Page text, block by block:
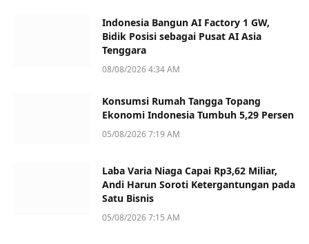
Indonesia Bangun AI Factory 1 GW,
Bidik Posisi sebagai Pusat AI Asia
Tenggara
08/08/2026 4:34 AM
Konsumsi Rumah Tangga Topang
Ekonomi Indonesia Tumbuh 5,29 Persen
05/08/2026 7:19 AM
Laba Varia Niaga Capai Rp3,62 Miliar,
Andi Harun Soroti Ketergantungan pada
Satu Bisnis
05/08/2026 7:15 AM